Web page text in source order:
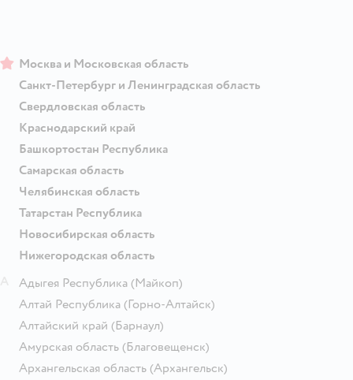
Москва и Московская область
Санкт-Петербург и Ленинградская область
Свердловская область
Краснодарский край
Башкортостан Республика
Самарская область
Челябинская область
Татарстан Республика
Новосибирская область
Нижегородская область
Адыгея Республика (Майкоп)
Алтай Республика (Горно-Алтайск)
Алтайский край (Барнаул)
Амурская область (Благовещенск)
Архангельская область (Архангельск)